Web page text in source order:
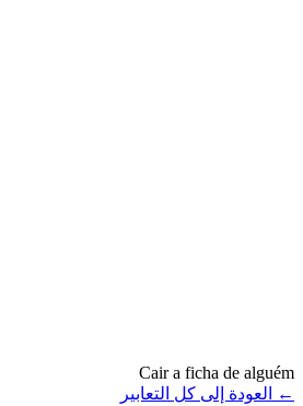
Cair a ficha de alguém
←
العودة إلى كل التعابير